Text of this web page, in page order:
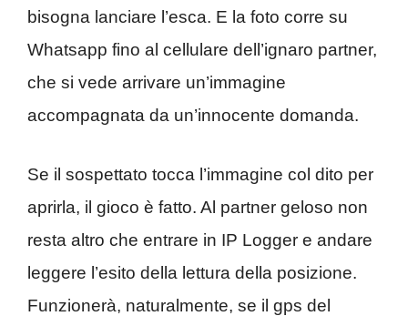
bisogna lanciare l’esca. E la foto corre su
Whatsapp fino al cellulare dell’ignaro partner,
che si vede arrivare un’immagine
accompagnata da un’innocente domanda.
Se il sospettato tocca l’immagine col dito per
aprirla, il gioco è fatto. Al partner geloso non
resta altro che entrare in IP Logger e andare
leggere l’esito della lettura della posizione.
Funzionerà, naturalmente, se il gps del